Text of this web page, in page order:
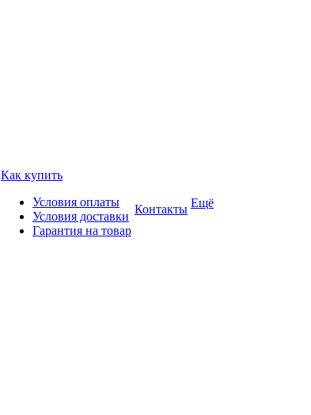
Как купить
Условия оплаты
Условия доставки
Гарантия на товар
Контакты Ещё